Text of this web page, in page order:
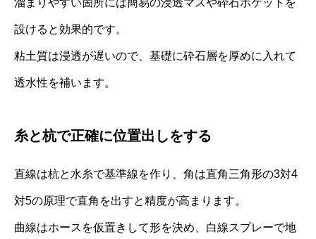
溜まりやすい箇所には簡易の浸透マスや砕石ポケットを
設けると効果的です。
粘土質は浸透が遅いので、基礎に砕石層を厚めに入れて
透水性を補います。
糸と杭で正確に位置出しをする
直線は杭と水糸で基準線を作り、角は直角三角形の3対4
対5の原理で直角を出すと精度が高まります。
曲線はホースを仮置きして形を決め、白線スプレーで地